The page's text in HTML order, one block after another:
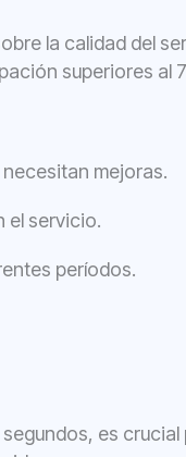
la calidad del
superiores al
mejoras.
el servicio.
períodos.
es